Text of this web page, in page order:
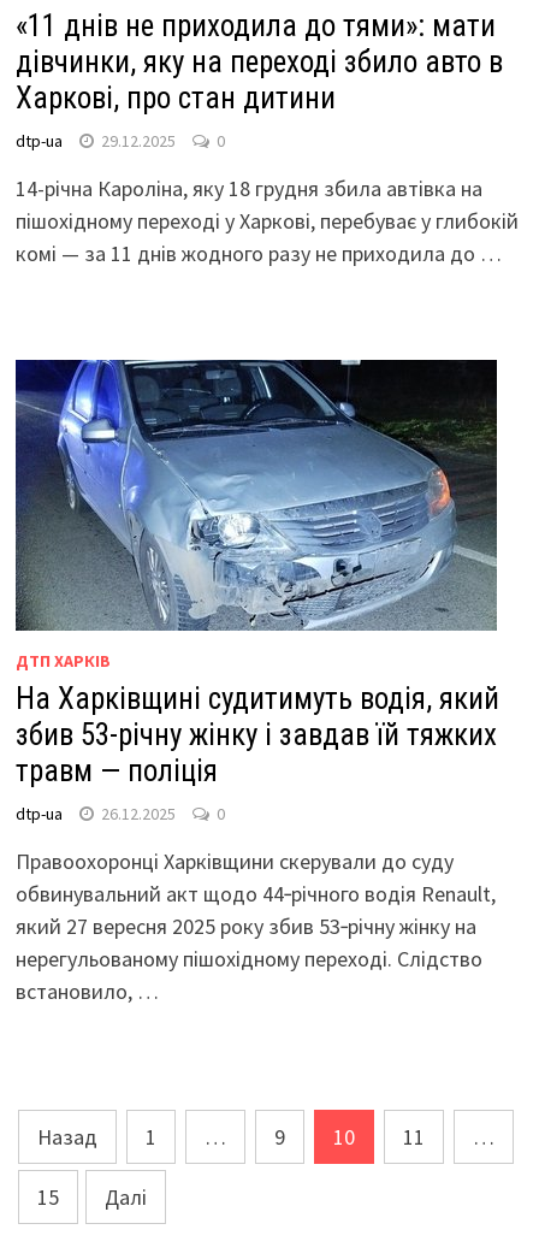
«11 днів не приходила до тями»: мати
дівчинки, яку на переході збило авто в
Харкові, про стан дитини
dtp-ua 29.12.2025 0
14-річна Кароліна, яку 18 грудня збила автівка на
пішохідному переході у Харкові, перебуває у глибокій
комі — за 11 днів жодного разу не приходила до …
ДТП ХАРКІВ
На Харківщині судитимуть водія, який
збив 53-річну жінку і завдав їй тяжких
травм — поліція
dtp-ua 26.12.2025 0
Правоохоронці Харківщини скерували до суду
обвинувальний акт щодо 44‑річного водія Renault,
який 27 вересня 2025 року збив 53‑річну жінку на
нерегульованому пішохідному переході. Слідство
встановило, …
Пагінація
записів
Назад 1 … 9 10 11 …
15 Далі